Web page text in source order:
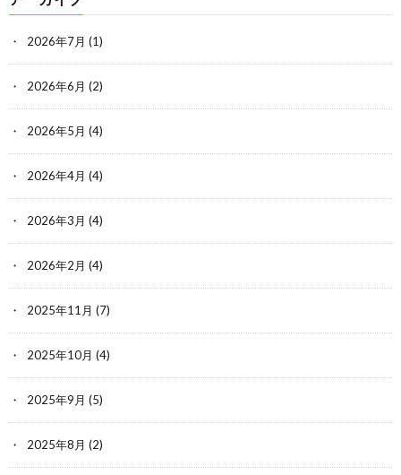
2026年7月 (1)
2026年6月 (2)
2026年5月 (4)
2026年4月 (4)
2026年3月 (4)
2026年2月 (4)
2025年11月 (7)
2025年10月 (4)
2025年9月 (5)
2025年8月 (2)